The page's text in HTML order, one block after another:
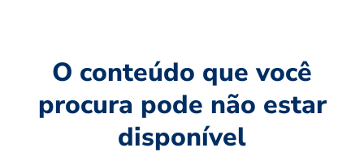
O conteúdo que você
procura pode não estar
disponível